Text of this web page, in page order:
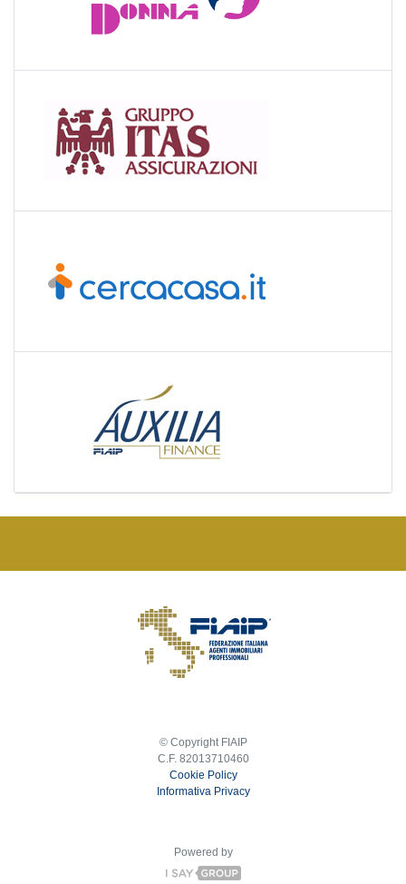
© Copyright FIAIP
C.F. 82013710460
Cookie Policy
Informativa Privacy
Powered by